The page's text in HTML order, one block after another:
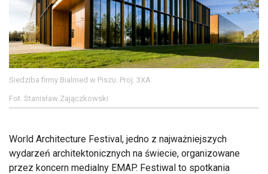
Siedziba firmy Bialmed w Piszu. Proj. 3XA
Fot. Stanisław Zajączkowski
World Architecture Festival, jedno z najważniejszych
wydarzeń architektonicznych na świecie, organizowane
przez koncern medialny EMAP. Festiwal to spotkania